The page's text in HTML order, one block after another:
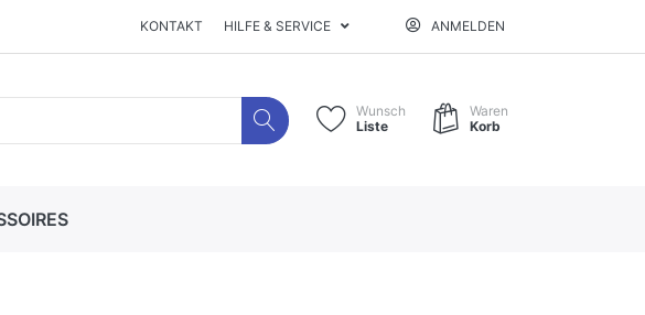
KONTAKT HILFE & SERVICE ANMELDEN
Wunsch
Liste
Waren
Korb